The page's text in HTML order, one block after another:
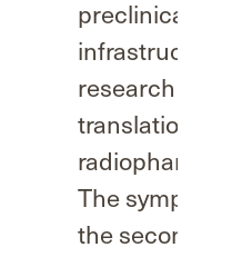
preclinical
infrastructure
research in the
translation of
The
the second